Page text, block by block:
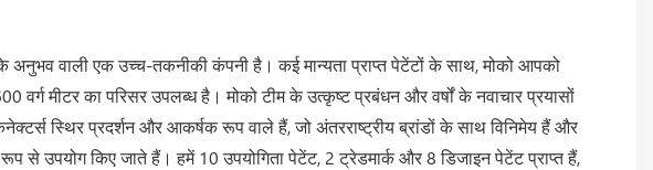
वाली एक उच्च-तकनीकी कंपनी है। कई मान्यता प्राप्त पेटेंटों के साथ, मोको आपको
मीटर का परिसर उपलब्ध है। मोको टीम के उत्कृष्ट प्रबंधन और वर्षों के नवाचार प्रयासों
स्थिर प्रदर्शन और आकर्षक रूप वाले हैं, जो अंतरराष्ट्रीय ब्रांडों के साथ विनिमेय हैं और
रूप से उपयोग किए जाते हैं। हमें 10 उपयोगिता पेटेंट, 2 ट्रेडमार्क और 8 डिजाइन पेटेंट प्राप्त हैं,